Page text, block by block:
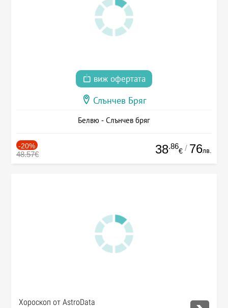
виж офертата
Слънчев Бряг
Белвю - Слънчев бряг
-20%
48.57€ 38.86
€ / 76лв.
Хороскоп от AstroData